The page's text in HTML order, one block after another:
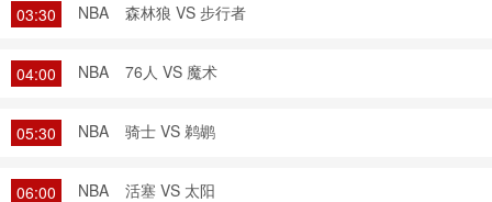
03:30
NBA 森林狼 VS 步行者
04:00 NBA 76人 VS 魔术
05:30 NBA 骑士 VS 鹈鹕
06:00 NBA 活塞 VS 太阳